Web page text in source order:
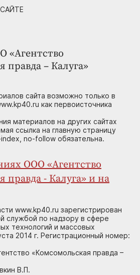
«Агентство
правда – Калуга»
сайта возможно только в
как первоисточника
материалов на других сайтах
ссылка на главную страницу
no-follow обязательна.
ООО «Агентство
правда - Калуга» и на
www.kp40.ru зарегистрирован
службой по надзору в сфере
технологий и массовых
2014 г. Регистрационный номер:
«Комсомольская правда –
В.П.